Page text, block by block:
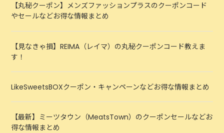
【丸秘クーポン】メンズファッションプラスのクーポンコード
やセールなどお得な情報まとめ
【見なきゃ損】REIMA（レイマ）の丸秘クーポンコード教えま
す！
LikeSweetsBOXクーポン・キャンペーンなどお得な情報まとめ
【最新】ミーツタウン（MeatsTown）のクーポンセールなどお
得な情報まとめ